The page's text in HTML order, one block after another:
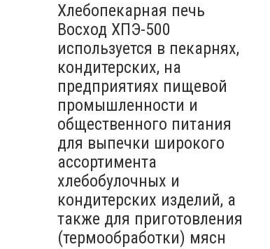
Хлебопекарная печь
Восход ХПЭ-500
используется в пекарнях,
кондитерских, на
предприятиях пищевой
промышленности и
общественного питания
для выпечки широкого
ассортимента
хлебобулочных и
кондитерских изделий, а
также для приготовления
(термообработки) мясн